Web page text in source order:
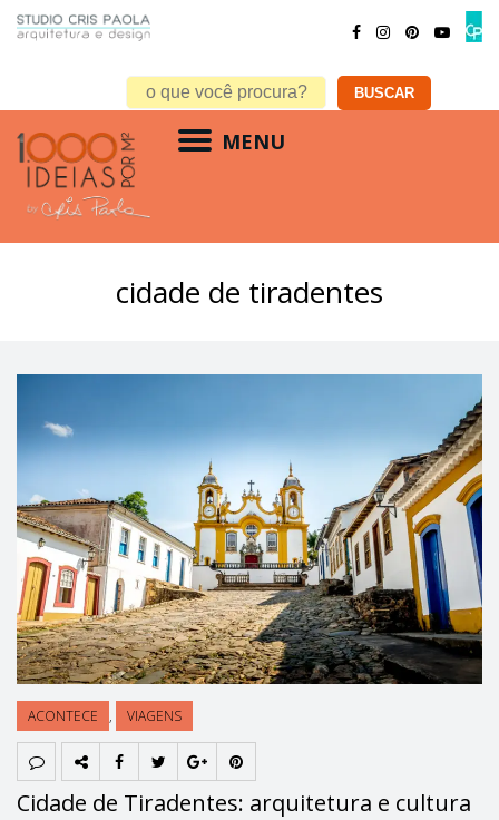
MENU
cidade de tiradentes
ACONTECE , VIAGENS
Cidade de Tiradentes: arquitetura e cultura